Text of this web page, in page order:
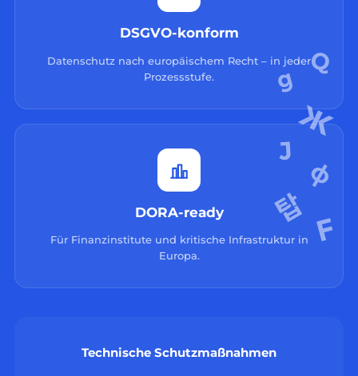
DSGVO-konform
Datenschutz nach europäischem Recht – in jeder
Prozessstufe.
DORA-ready
Für Finanzinstitute und kritische Infrastruktur in
Europa.
Technische Schutzmaßnahmen